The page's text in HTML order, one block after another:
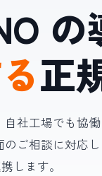
の
正
社工場でも協働
ご相談に対応し
します。